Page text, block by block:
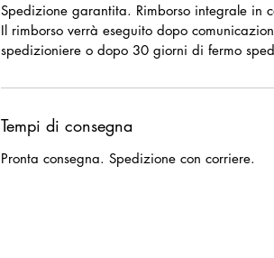
Spedizione garantita. Rimborso integrale in
Il rimborso verrà eseguito dopo
spedizioniere o dopo 30 giorni di fermo
Tempi di consegna
Pronta consegna. Spedizione con corriere.